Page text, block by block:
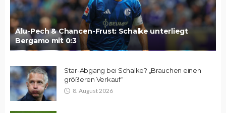
Alu-Pech & Chancen-Frust: Schalke unterliegt
Bergamo mit 0:3
Star-Abgang bei Schalke? „Brauchen einen
größeren Verkauf“
8. August 2026